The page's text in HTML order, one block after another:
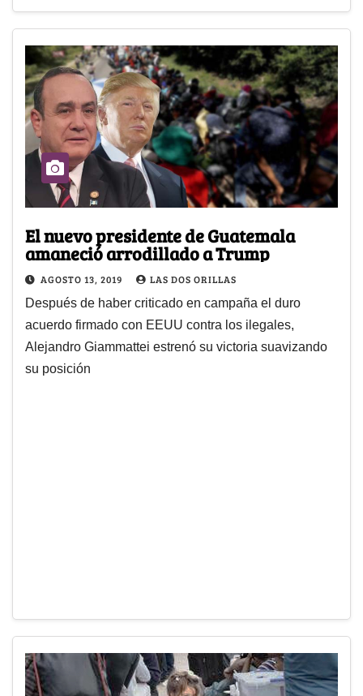
El nuevo presidente de Guatemala
amaneció arrodillado a Trump
AGOSTO 13, 2019 LAS DOS ORILLAS
Después de haber criticado en campaña el duro
acuerdo firmado con EEUU contra los ilegales,
Alejandro Giammattei estrenó su victoria suavizando
su posición